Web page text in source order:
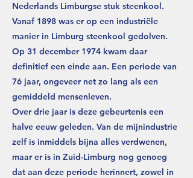
Nederlands Limburgse stuk steenkool.
Vanaf 1898 was er op een industriële
manier in Limburg steenkool gedolven.
Op 31 december 1974 kwam daar
definitief een einde aan. Een periode van
76 jaar, ongeveer net zo lang als een
gemiddeld mensenleven.
Over drie jaar is deze gebeurtenis een
halve eeuw geleden. Van de mijnindustrie
zelf is inmiddels bijna alles verdwenen,
maar er is in Zuid-Limburg nog genoeg
dat aan deze periode herinnert, zowel in